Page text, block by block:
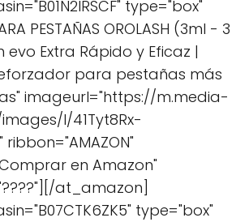
type="box"
PESTAÑAS OROLASH (3ml - 3
evo Extra Rápido y Eficaz |
para pestañas más
imageurl="https://m.media-
I/41Tyt8Rx-
ribbon="AMAZON"
en Amazon"
at_amazon]
type="box"